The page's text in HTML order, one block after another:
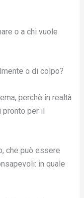
o a chi vuole
o di colpo?
perchè in realtà
pronto per il
che può essere
in quale